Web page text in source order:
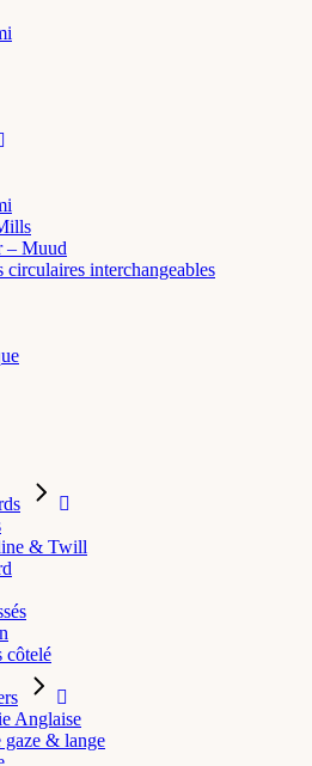
– Muud
circulaires interchangeables
& Twill
côtelé
Anglaise
gaze & lange